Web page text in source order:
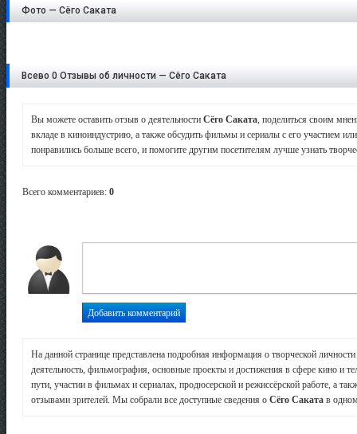
Фото — Сёго Саката
Всево 0 Отзывы об личности — Сёго Саката
Вы можете оставить отзыв о деятельности Сёго Саката, поделиться своим
вкладе в киноиндустрию, а также обсудить фильмы и сериалы с его участием
понравились больше всего, и помогите другим посетителям лучше узнать
Всего комментариев: 0
На данной странице представлена подробная информация о творческой личности
деятельность, фильмография, основные проекты и достижения в сфере кино и
пути, участии в фильмах и сериалах, продюсерской и режиссёрской работе, а
отзывами зрителей. Мы собрали все доступные сведения о Сёго Саката в